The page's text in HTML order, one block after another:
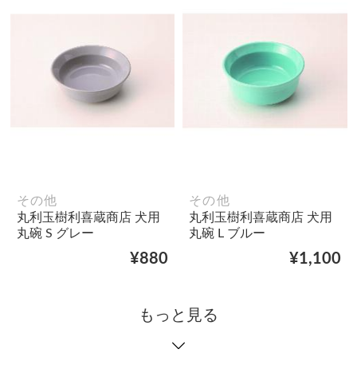
その他
丸利玉樹利喜蔵商店 犬用
丸碗 S グレー
¥880
その他
丸利玉樹利喜蔵商店 犬用
丸碗 L ブルー
¥1,100
もっと見る